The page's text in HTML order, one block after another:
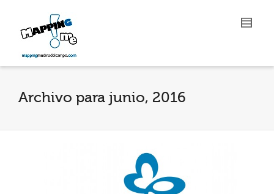
Archivo para junio, 2016